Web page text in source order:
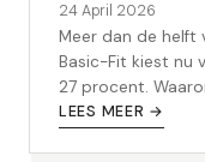
24 April 2026
Meer dan de helft
Basic-Fit kiest nu
27 procent.
en hoe begin je er
LEES MEER →